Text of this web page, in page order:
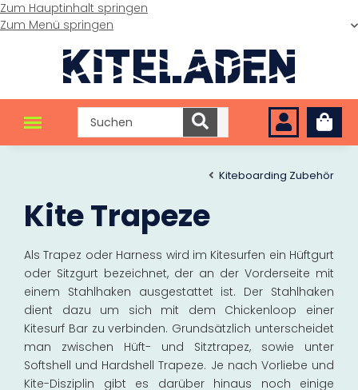
Zum Hauptinhalt springen
Zum Menü springen
Kiteboarding Zubehör
Kite Trapeze
Als Trapez oder Harness wird im Kitesurfen ein Hüftgurt
oder Sitzgurt bezeichnet, der an der Vorderseite mit
einem Stahlhaken ausgestattet ist. Der Stahlhaken
dient dazu um sich mit dem Chickenloop einer
Kitesurf Bar zu verbinden. Grundsätzlich unterscheidet
man zwischen Hüft- und Sitztrapez, sowie unter
Softshell und Hardshell Trapeze. Je nach Vorliebe und
Kite-Disziplin gibt es darüber hinaus noch einige